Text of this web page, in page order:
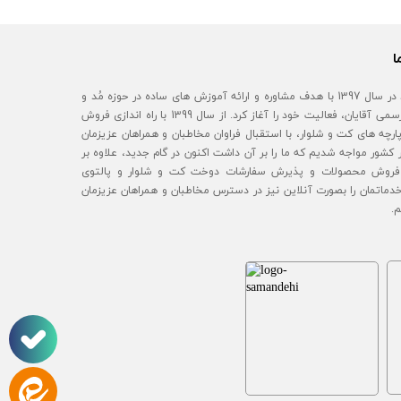
آقای مُد در سال 1397 با هدف مشاوره و ارائه آموزش های ساده در حوزه مُد و
استایل رسمی آقایان، فعالیت خود را آغاز کرد. از سال 1399 با راه اندازی فروش
های کت و شلوار، با استقبال فراوان مخاطبان و همراهان عزیزمان
کشور مواجه شدیم که ما را بر آن داشت اکنون در گام جدید، علاوه بر
محصولات و پذیرش سفارشات دوخت کت و شلوار و پالتوی
خدماتمان را بصورت آنلاین نیز در دسترس مخاطبان و همراهان عزیزمان